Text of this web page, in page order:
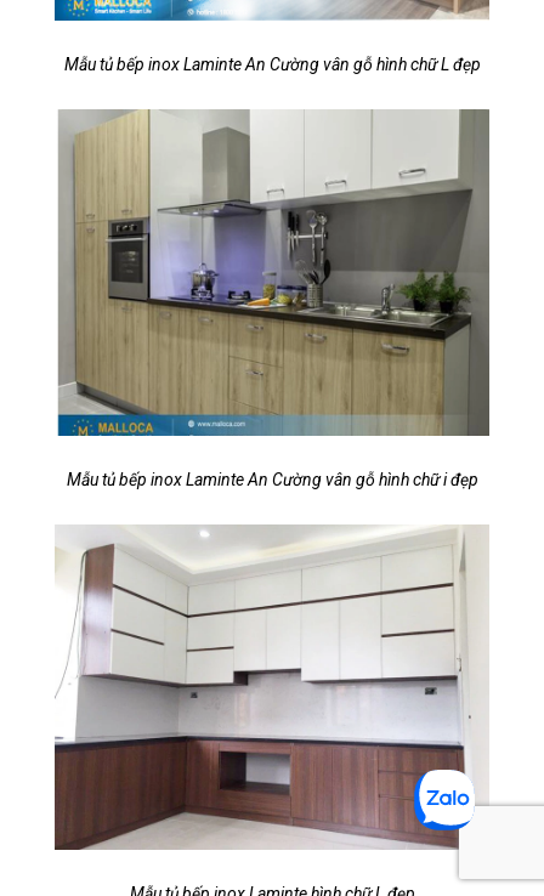
Mẫu tủ bếp inox Laminte An Cường vân gỗ hình chữ L đẹp
Mẫu tủ bếp inox Laminte An Cường vân gỗ hình chữ i đẹp